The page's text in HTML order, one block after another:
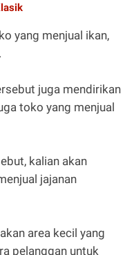
yang menjual ikan,
juga mendirikan
toko yang menjual
kalian akan
jajanan
area kecil yang
pelanggan untuk